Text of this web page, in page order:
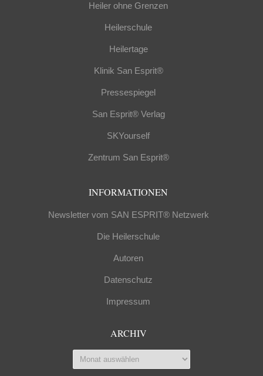
Heiler ohne Grenzen
Heilerschule
Heilertage
Klinik San Esprit®
Pressespiegel
San Esprit® Verlag
SKYourself
Zentrum San Esprit®
INFORMATIONEN
Newsletter vom SAN ESPRIT® Netzwerk
Die Heilerschule
Autoren
Datenschutz
Impressum
ARCHIV